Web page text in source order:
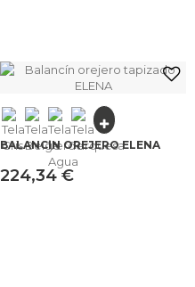
BALANCÍN OREJERO ELENA
224,34 €